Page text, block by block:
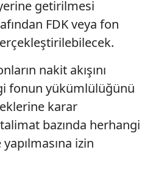
ve sizlere yönelik
yapılması, amaçlarıyla
kullanılacaktır.
Çerezlere ilişkin detaylı bilgi
Çerez Bilgilendirme
okumak ve sitemizde
kullanılan çerezlerle ilgili bilgi
getirilmesi
FDK veya fon
nakit akışını
fonun yükümlülüğünü
karar
bazında herhangi
izin